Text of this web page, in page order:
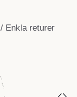
Enkla returer